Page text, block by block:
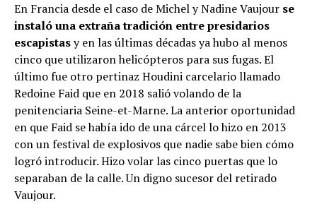
En Francia desde el caso de Michel y Nadine Vaujour se
instaló una extraña tradición entre presidarios
escapistasy en las últimas décadas ya hubo al menos
cinco que utilizaron helicópteros para sus fugas. El
último fue otro pertinaz Houdini carcelario llamado
Redoine Faid que en 2018 salió volando de la
penitenciaria Seine-et-Marne. La anterior oportunidad
en que Faid se había ido de una cárcel lo hizo en 2013
con un festival de explosivos que nadie sabe bien cómo
logró introducir. Hizo volar las cinco puertas que lo
separaban de la calle. Un digno sucesor del retirado
Vaujour.